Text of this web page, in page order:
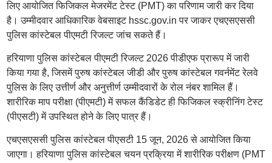
लिए आयोजित फिजिकल मेजरमेंट टेस्ट (PMT) का परिणाम जारी कर दिया
है। उम्मीदवार आधिकारिक वेबसाइट hssc.gov.in पर जाकर एचएसएससी
पुलिस कांस्टेबल पीएमटी रिजल्ट जांच सकते हैं।
हरियाणा पुलिस कांस्टेबल पीएमटी रिजल्ट 2026 पीडीएफ प्रारूप में जारी
किया गया है, जिसमें पुरुष कांस्टेबल जीडी और पुरुष कांस्टेबल गवर्नमेंट रेलवे
पुलिस के लिए उत्तीर्ण और अनुत्तीर्ण उम्मीदवारों के रोल नंबर शामिल हैं।
शारीरिक माप परीक्षा (पीएमटी) में सफल कैंडिडेट ही फिजिकल स्क्रीनिंग टेस्ट
(पीएसटी) में उपस्थित होने के लिए पात्र हैं।
एचएसएससी पुलिस कांस्टेबल पीएसटी 15 जून, 2026 से आयोजित किया
जाएगा। हरियाणा पुलिस कांस्टेबल चयन प्रक्रिया में शारीरिक परीक्षण (PMT